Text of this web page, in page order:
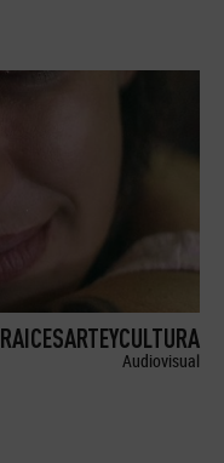
RAICESARTEYCULTURA
Audiovisual